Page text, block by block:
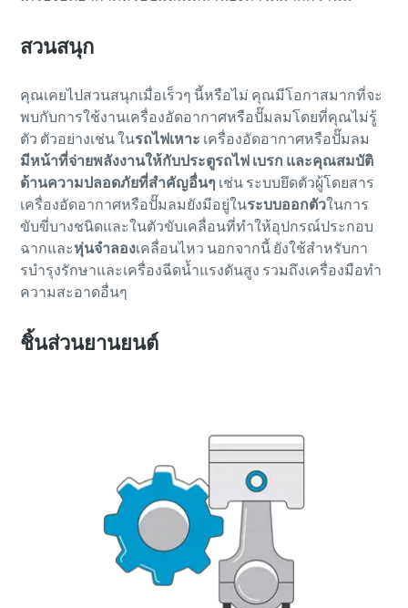
สวนสนุก
คุณเคยไปสวนสนุกเมื่อเร็วๆ นี้หรือไม่ คุณมีโอกาสมากที่จะ
พบกับการใช้งานเครื่องอัดอากาศหรือปั๊มลมโดยที่คุณไม่รู้
ตัว ตัวอย่างเช่น ในรถไฟเหาะ เครื่องอัดอากาศหรือปั๊มลม
มีหน้าที่จ่ายพลังงานให้กับประตูรถไฟ เบรก และคุณสมบัติ
ด้านความปลอดภัยที่สําคัญอื่นๆ เช่น ระบบยึดตัวผู้โดยสาร
เครื่องอัดอากาศหรือปั๊มลมยังมีอยู่ในระบบออกตัวในการ
ขับขี่บางชนิดและในตัวขับเคลื่อนที่ทำให้อุปกรณ์ประกอบ
ฉากและหุ่นจำลองเคลื่อนไหว นอกจากนี้ ยังใช้สําหรับกา
รบํารุงรักษาและเครื่องฉีดน้ำแรงดันสูง รวมถึงเครื่องมือทํา
ความสะอาดอื่นๆ
ชิ้นส่วนยานยนต์